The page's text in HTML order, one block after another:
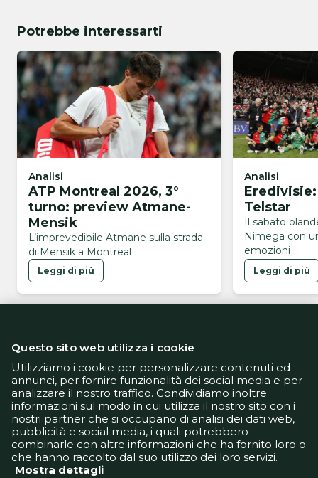
Potrebbe interessarti
Analisi
ATP Montreal 2026, 3°
turno: preview Atmane-
Mensik
L’imprevedibile Atmane sulla strada
di Mensik a Montreal
Leggi di più
Analisi
Telstar
Il sabato
Nimega con
emozioni
Leggi di più
Informativa Privacy
Informativa Cookie
Tech App
Gestione preferenze
support@goldbetlive.it
Questo sito web utilizza i cookie
Utilizziamo i cookie per personalizzare contenuti ed
annunci, per fornire funzionalità dei social media e per
analizzare il nostro traffico. Condividiamo inoltre
informazioni sul modo in cui utilizza il nostro sito con i
nostri partner che si occupano di analisi dei dati web,
pubblicità e social media, i quali potrebbero
combinarle con altre informazioni che ha fornito loro o
che hanno raccolto dal suo utilizzo dei loro servizi.
Mostra dettagli